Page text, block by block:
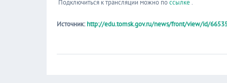
Подключиться к трансляции можно поссылке .
Источник: http://edu.tomsk.gov.ru/news/front/view/id/